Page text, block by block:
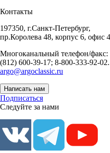
Контакты
197350, г.Санкт-Петербург,
пр.Королева 48, корпус 6, офис
Многоканальный телефон/факс:
(812) 600-39-17; 8-800-333-92-02.
argo@argoclassic.ru
Написать нам
Подписаться
Следуйте за нами